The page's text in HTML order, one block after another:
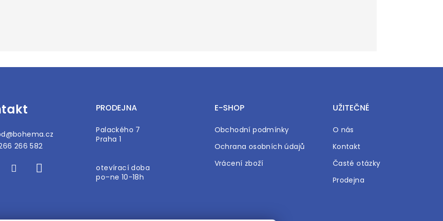
@bohema.cz
266 582
PRODEJNA
Palackého 7
Praha 1
otevírací doba
po–ne 10-18h
E-SHOP
Obchodní podmínky
Ochrana osobních údajů
Vrácení zboží
UŽITEČNÉ
O nás
Kontakt
Časté otázky
Prodejna